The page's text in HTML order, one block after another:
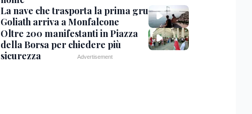
La nave che trasporta la prima gru
Goliath arriva a Monfalcone
Oltre 200 manifestanti in Piazza
della Borsa per chiedere più
sicurezza